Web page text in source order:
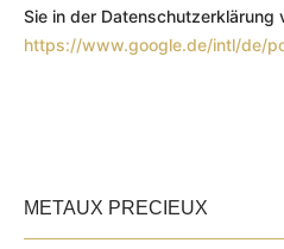
Sie in der Datenschutzerklärung
https://www.google.de/intl/de/
METAUX PRECIEUX